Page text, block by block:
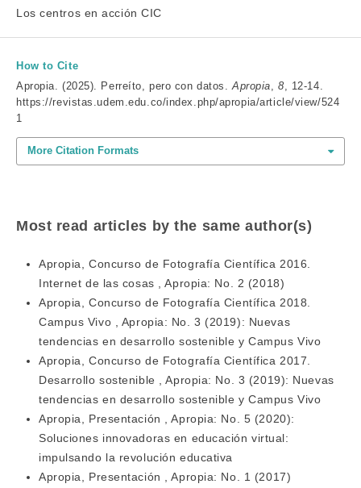
Los centros en acción CIC
How to Cite
Apropia. (2025). Perreíto, pero con datos.Apropia,8, 12-14.
https://revistas.udem.edu.co/index.php/apropia/article/view/524
1
More Citation Formats
Most read articles by the same author(s)
Apropia,Concurso de Fotografía Científica 2016.
Internet de las cosas
,Apropia: No. 2 (2018)
Apropia,Concurso de Fotografía Científica 2018.
Campus Vivo
Apropia: No. 3 (2019): Nuevas
tendencias en desarrollo sostenible y Campus Vivo
Apropia,Concurso de Fotografía Científica 2017.
Desarrollo sostenible
,Apropia: No. 3 (2019): Nuevas
tendencias en desarrollo sostenible y Campus Vivo
Apropia, Presentación ,Apropia: No. 5 (2020):
Soluciones innovadoras en educación virtual:
impulsando la revolución educativa
Apropia, Presentación ,Apropia: No. 1 (2017)